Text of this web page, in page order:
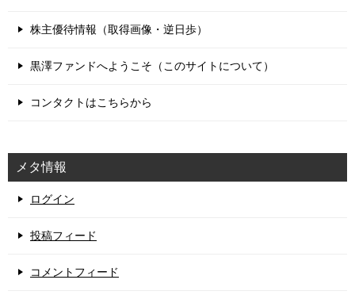
株主優待情報（取得画像・逆日歩）
黒澤ファンドへようこそ（このサイトについて）
コンタクトはこちらから
メタ情報
ログイン
投稿フィード
コメントフィード